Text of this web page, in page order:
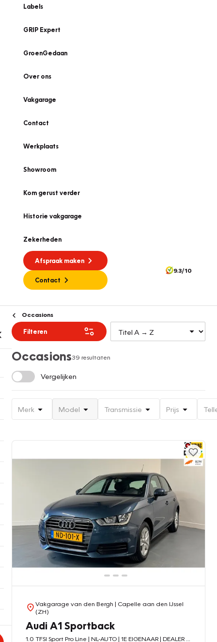
Labels
GRIP Expert
GroenGedaan
Over ons
Vakgarage
Contact
Werkplaats
Showroom
Kom gerust verder
Historie vakgarage
Zekerheden
Afspraak maken
Contact
9.3/10
Occasions
Filteren
Occasions39 resultaten
Vergelijken
Merk Model Transmissie Prijs
Vakgarage van den Bergh | Capelle aan den IJssel
(ZH)
Audi A1 Sportback